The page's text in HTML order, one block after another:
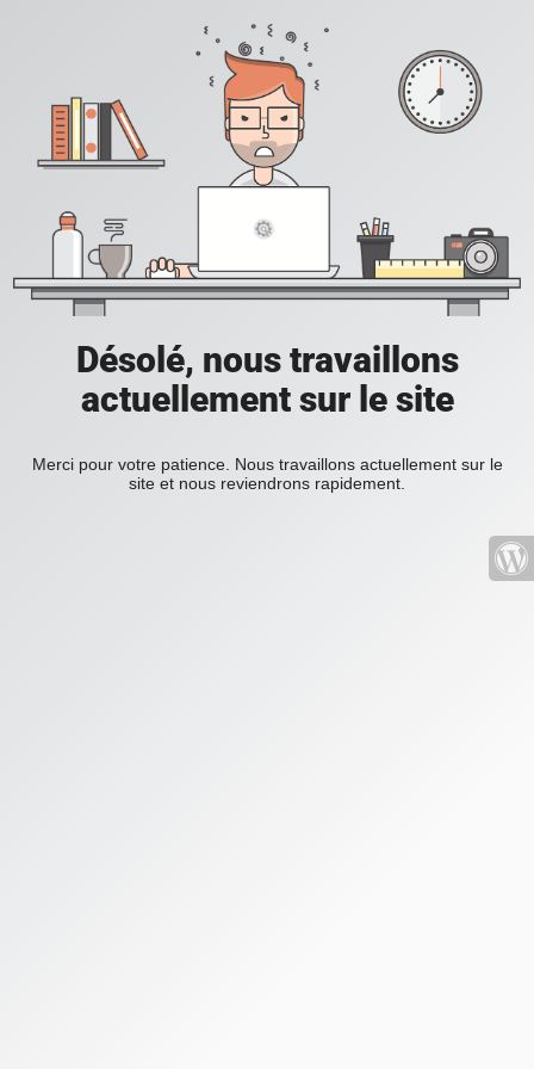
Désolé, nous travaillons
actuellement sur le site
Merci pour votre patience. Nous travaillons actuellement sur le
site et nous reviendrons rapidement.